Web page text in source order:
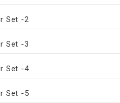
Set -2
Set -3
Set -4
Set -5